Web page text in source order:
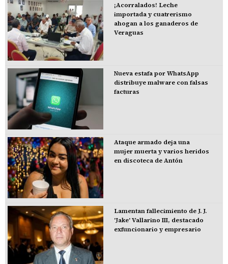
¡Acorralados! Leche
importada y cuatrerismo
ahogan a los ganaderos de
Veraguas
Nueva estafa por WhatsApp
distribuye malware con falsas
facturas
Ataque armado deja una
mujer muerta y varios heridos
en discoteca de Antón
Lamentan fallecimiento de J. J.
'Jake' Vallarino III, destacado
exfuncionario y empresario